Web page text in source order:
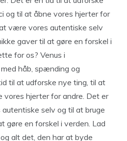
og til at åbne vores hjerter for
være vores autentiske selv
gaver til at gøre en forskel i
for os? Venus i
håb, spænding og
til at udforske nye ting, til at
vores hjerter for andre. Det er
selv og til at bruge
gøre en forskel i verden. Lad
alt det, den har at byde